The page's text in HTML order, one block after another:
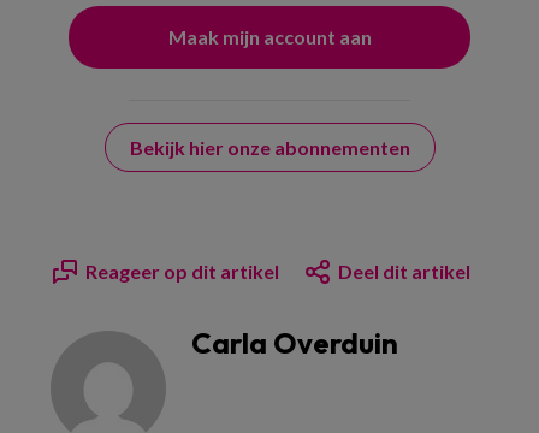
Bekijk hier onze abonnementen
Reageer op dit artikel Deel dit artikel
Carla Overduin